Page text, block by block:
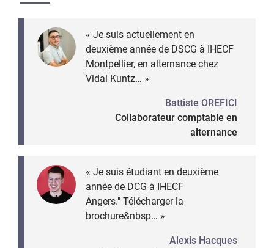
« Je suis actuellement en
deuxième année de DSCG à IHECF
Montpellier, en alternance chez
Vidal Kuntz… »
Battiste OREFICI
Collaborateur comptable en
alternance
« Je suis étudiant en deuxième
année de DCG à IHECF
Angers." Télécharger la
brochure&nbsp… »
Alexis Hacques